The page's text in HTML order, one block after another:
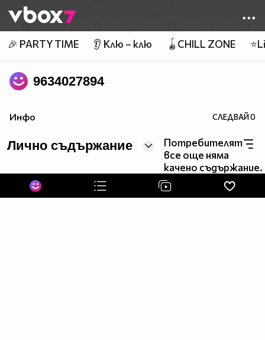
👾
🎉 PARTY TIME 👂 Клю – клю 🪀CHILL ZONE
9634027894
Инфо СЛЕДВАЙ0
Лично съдържание
Потребителят
все още няма
качено съдържание.